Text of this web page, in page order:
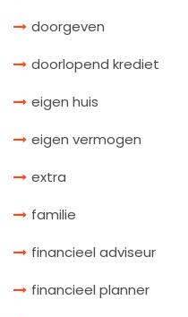
doorgeven
doorlopend krediet
eigen huis
eigen vermogen
extra
familie
financieel adviseur
financieel planner